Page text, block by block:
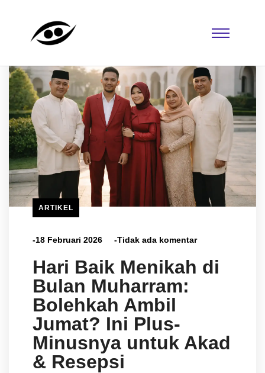
ARTIKEL
-18 Februari 2026 -Tidak ada komentar
Hari Baik Menikah di
Bulan Muharram:
Bolehkah Ambil
Jumat? Ini Plus-
Minusnya untuk Akad
& Resepsi